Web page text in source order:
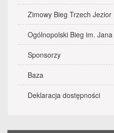
Zimowy Bieg Trzech Jezior
Ogólnopolski Bieg im.
Sponsorzy
Baza
Deklaracja dostępności